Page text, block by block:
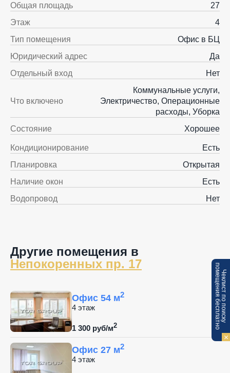
Общая площадь
27
Этаж
4
Тип помещения
Офис в БЦ
Юридический адрес
Да
Отдельный вход
Нет
Что включено
Коммунальные услуги,
Электричество, Операционные
расходы, Уборка
Состояние
Хорошее
Кондиционирование
Есть
Планировка
Открытая
Наличие окон
Есть
Водопровод
Нет
Другие помещения в
Непокоренных пр. 17
Офис 54 м2
4 этаж
1 300 руб/м2
Офис 27 м2
4 этаж
Ч
е
к
л
и
с
т
п
о
п
о
и
с
к
у
по
м
е
щ
е
н
и
я
б
е
с
п
л
а
т
н
о
×